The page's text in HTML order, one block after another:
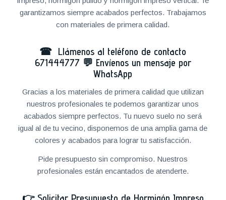
garantizamos siempre acabados perfectos. Trabajamos
con materiales de primera calidad.
☎ Llámenos al teléfono de contacto
671444777 💬 Envíenos un mensaje por
WhatsApp
Gracias a los materiales de primera calidad que utilizan
nuestros profesionales te podemos garantizar unos
acabados siempre perfectos. Tu nuevo suelo no será
igual al de tu vecino, disponemos de una amplia gama de
colores y acabados para lograr tu satisfacción.
Pide presupuesto sin compromiso. Nuestros
profesionales están encantados de atenderte.